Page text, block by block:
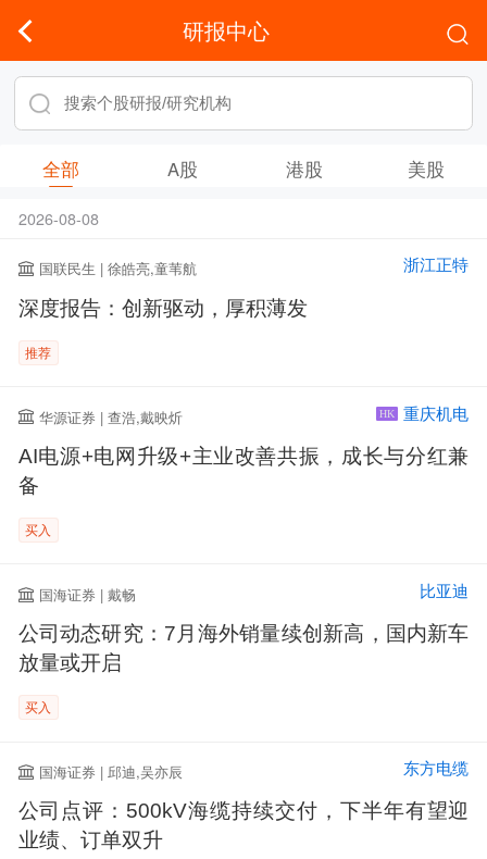
研报中心
全部 A股 港股 美股
2026-08-08
国联民生 | 徐皓亮,童苇航 浙江正特
深度报告：创新驱动，厚积薄发
推荐
华源证券 | 查浩,戴映炘 HK 重庆机电
AI电源+电网升级+主业改善共振，成长与分红兼
备
买入
国海证券 | 戴畅 比亚迪
公司动态研究：7月海外销量续创新高，国内新车
放量或开启
买入
国海证券 | 邱迪,吴亦辰 东方电缆
公司点评：500kV海缆持续交付，下半年有望迎
业绩、订单双升